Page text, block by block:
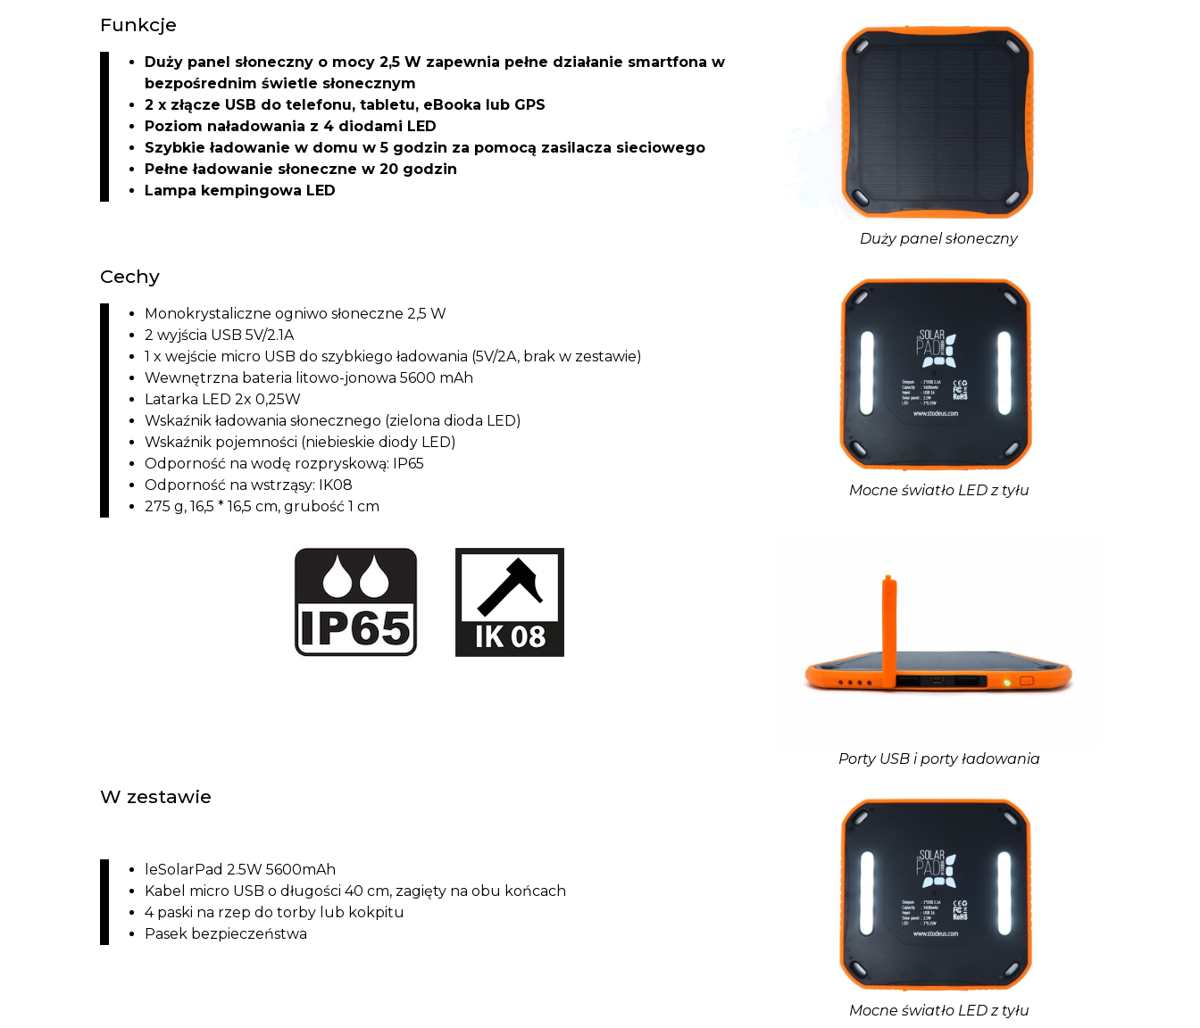
Funkcje
Duży panel słoneczny o mocy 2,5 W zapewnia pełne działanie smartfona w
bezpośrednim świetle słonecznym
2 x złącze USB do telefonu, tabletu, eBooka lub GPS
Poziom naładowania z 4 diodami LED
Szybkie ładowanie w domu w 5 godzin za pomocą zasilacza sieciowego
Pełne ładowanie słoneczne w 20 godzin
Lampa kempingowa LED
Duży panel słoneczny
Cechy
Monokrystaliczne ogniwo słoneczne 2,5 W
2 wyjścia USB 5V/2.1A
1 x wejście micro USB do szybkiego ładowania (5V/2A, brak w zestawie)
Wewnętrzna bateria litowo-jonowa 5600 mAh
Latarka LED 2x 0,25W
Wskaźnik ładowania słonecznego (zielona dioda LED)
Wskaźnik pojemności (niebieskie diody LED)
Odporność na wodę rozpryskową: IP65
Odporność na wstrząsy: IK08
275 g, 16,5 * 16,5 cm, grubość 1 cm
Mocne światło LED z tyłu
Porty USB i porty ładowania
W zestawie
leSolarPad 2.5W 5600mAh
Kabel micro USB o długości 40 cm, zagięty na obu końcach
4 paski na rzep do torby lub kokpitu
Pasek bezpieczeństwa
Mocne światło LED z tyłu